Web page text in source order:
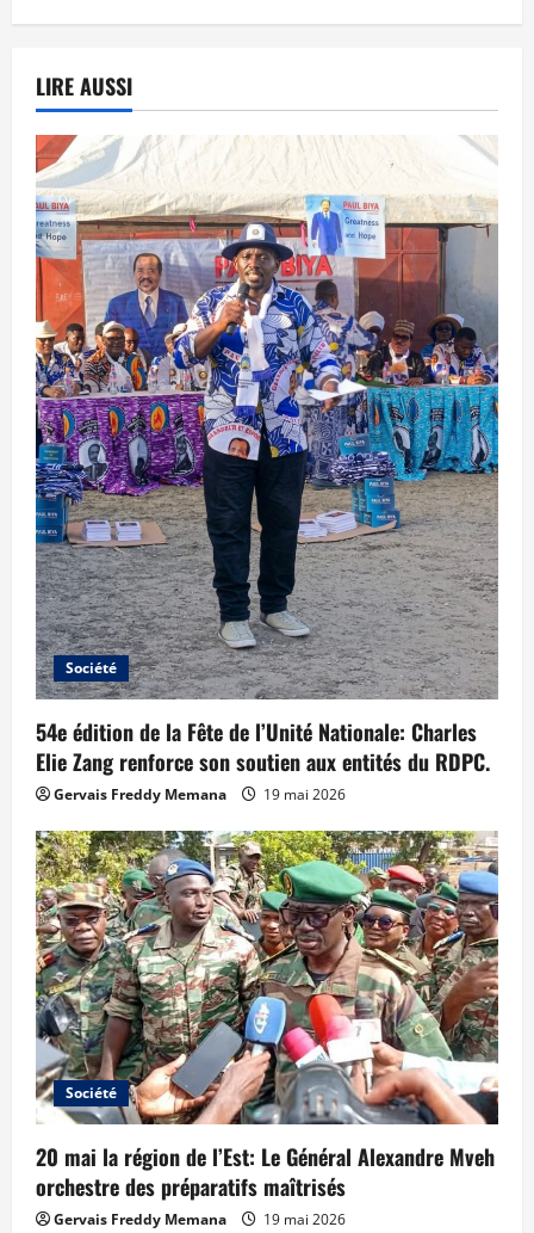
LIRE AUSSI
Société
54e édition de la Fête de l’Unité Nationale: Charles
Elie Zang renforce son soutien aux entités du RDPC.
Gervais Freddy Memana 19 mai 2026
Société
20 mai la région de l’Est: Le Général Alexandre Mveh
orchestre des préparatifs maîtrisés
Gervais Freddy Memana 19 mai 2026